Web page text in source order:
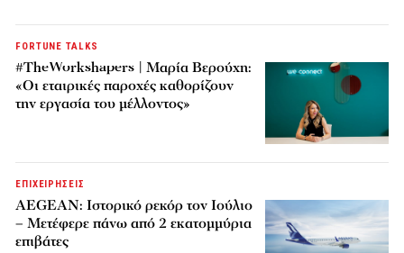
FORTUNE TALKS
#TheWorkshapers | Μαρία Βερούχη:
«Οι εταιρικές παροχές καθορίζουν
την εργασία του μέλλοντος»
ΕΠΙΧΕΙΡΗΣΕΙΣ
AEGEAN: Ιστορικό ρεκόρ τον Ιούλιο
– Μετέφερε πάνω από 2 εκατομμύρια
επιβάτες